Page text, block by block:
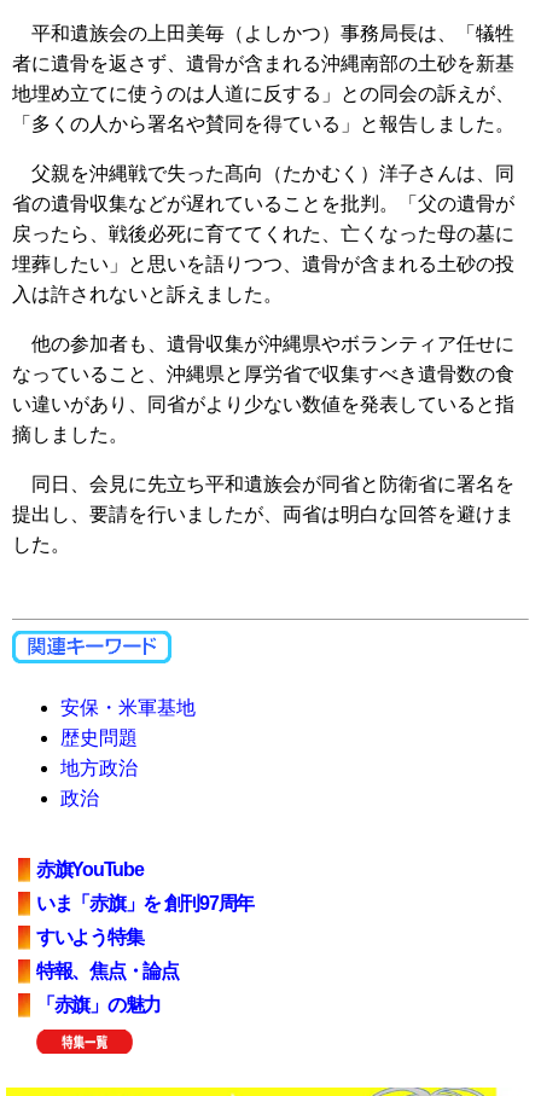
平和遺族会の上田美毎（よしかつ）事務局長は、「犠牲
者に遺骨を返さず、遺骨が含まれる沖縄南部の土砂を新基
地埋め立てに使うのは人道に反する」との同会の訴えが、
「多くの人から署名や賛同を得ている」と報告しました。
父親を沖縄戦で失った髙向（たかむく）洋子さんは、同
省の遺骨収集などが遅れていることを批判。「父の遺骨が
戻ったら、戦後必死に育ててくれた、亡くなった母の墓に
埋葬したい」と思いを語りつつ、遺骨が含まれる土砂の投
入は許されないと訴えました。
他の参加者も、遺骨収集が沖縄県やボランティア任せに
なっていること、沖縄県と厚労省で収集すべき遺骨数の食
い違いがあり、同省がより少ない数値を発表していると指
摘しました。
同日、会見に先立ち平和遺族会が同省と防衛省に署名を
提出し、要請を行いましたが、両省は明白な回答を避けま
した。
安保・米軍基地
歴史問題
地方政治
政治
赤旗YouTube
いま「赤旗」を 創刊97周年
すいよう特集
特報、焦点・論点
「赤旗」の魅力